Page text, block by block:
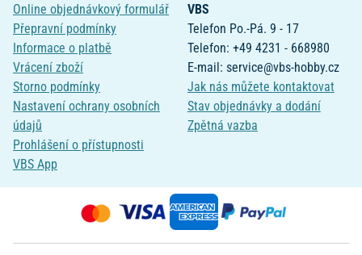
Online objednávkový formulář
Přepravní podmínky
Informace o platbě
Vrácení zboží
Storno podmínky
Nastavení ochrany osobních
údajů
Prohlášení o přístupnosti
VBS App
VBS
Telefon Po.-Pá. 9 - 17
Telefon: +49 4231 - 668980
E-mail: service@vbs-hobby.cz
Jak nás můžete kontaktovat
Stav objednávky a dodání
Zpětná vazba